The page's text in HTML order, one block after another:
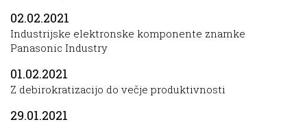
02.02.2021
Industrijske elektronske komponente znamke
Panasonic Industry
01.02.2021
Z debirokratizacijo do večje produktivnosti
29.01.2021